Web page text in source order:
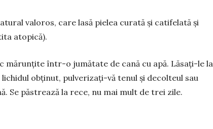
valoros, care lasă pielea curată și catifelată și
atopică).
mărunțite într-o jumătate de cană cu apă. Lăsați-le la
obținut, pulve­rizați-vă tenul și decolteul sau
Se păstrează la rece, nu mai mult de trei zile.